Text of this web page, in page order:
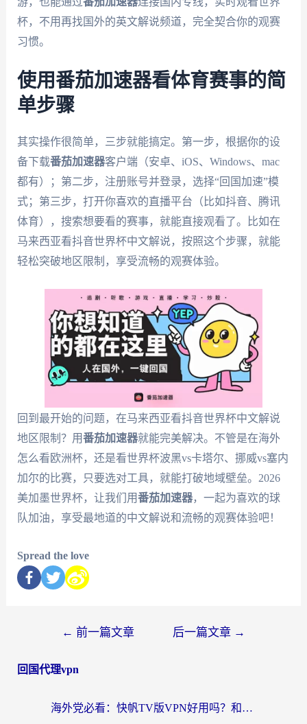
杯，不用再找国外的英文解说频道，完全契合你的观赛
习惯。
使用番茄加速器看体育赛事的简
单步骤
其实操作很简单，三步就能搞定。第一步，根据你的设
备下载番茄加速器客户端（安卓、iOS、Windows、mac
都有）；第二步，注册账号并登录，选择“回国加速”模
式；第三步，打开你喜欢的直播平台（比如抖音、腾讯
体育），搜索想要看的赛事，就能直接观看了。比如在
马来西亚看抖音世界杯中文解说，按照这个步骤，就能
轻松突破地区限制，享受流畅的观赛体验。
回到最开始的问题，在马来西亚看抖音世界杯中文解说
地区限制？用番茄加速器就能完美解决。不管是在海外
怎么看欧洲杯，还是看世界杯波黑vs卡塔尔、挪威vs塞内
加尔的比赛，只要选对工具，就能打破地域壁垒。2026
美加墨世界杯，让我们用番茄加速器，一起为喜欢的球
队加油，享受最地道的中文解说和流畅的观赛体验吧！
Spread the love
← 前一篇文章 后一篇文章 →
回国代理vpn
海外党必看：快帆TV版VPN好用吗？和快游VPN对比哪个回国效果更好？附实用避坑指南